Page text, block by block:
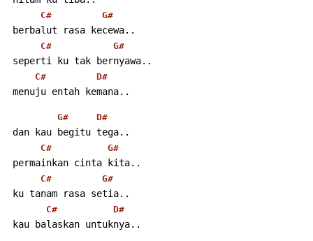
C# G#
berbalut rasa kecewa..
C# G#
seperti ku tak bernyawa..
C# D#
menuju entah kemana..
G# D#
dan kau begitu tega..
C# G#
permainkan cinta kita..
C# G#
ku tanam rasa setia..
C# D#
kau balaskan untuknya..